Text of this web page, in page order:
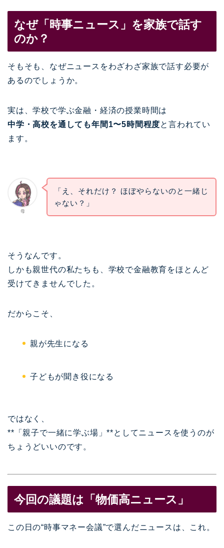
なぜ「時事ニュース」を家族で話す
のか？
そもそも、なぜニュースをわざわざ家族で話す必要が
あるのでしょうか。
実は、学校で学ぶ金融・経済の授業時間は
中学・高校を通しても年間1〜5時間程度と言われてい
ます。
母
「え、それだけ？ ほぼやらないのと一緒じ
ゃない？」
そうなんです。
しかも親世代の私たちも、学校で金融教育をほとんど
受けてきませんでした。
だからこそ、
親が先生になる
子どもが聞き役になる
ではなく、
**「親子で一緒に学ぶ場」**としてニュースを使うのが
ちょうどいいのです。
今回の議題は「物価高ニュース」
この日の“時事マネー会議”で選んだニュースは、これ。